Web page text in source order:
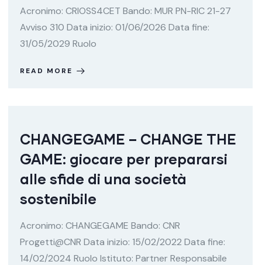
Acronimo: CRIOSS4CET Bando: MUR PN-RIC 21-27
Avviso 310 Data inizio: 01/06/2026 Data fine:
31/05/2029 Ruolo
READ MORE
CHANGEGAME – CHANGE THE
GAME: giocare per prepararsi
alle sfide di una società
sostenibile
Acronimo: CHANGEGAME Bando: CNR
Progetti@CNR Data inizio: 15/02/2022 Data fine:
14/02/2024 Ruolo Istituto: Partner Responsabile